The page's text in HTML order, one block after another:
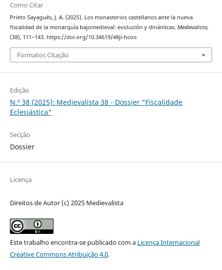
Como Citar
Prieto Sayagués, J. A. (2025). Los monasterios castellanos ante la nueva
fiscalidad de la monarquía bajomedieval: evolución y dinámicas. Medievalista,
(38), 111–143. https://doi.org/10.34619/48ji-hcoo
Formatos Citação
Edição
N.º 38 (2025): Medievalista 38 - Dossier "Fiscalidade
Eclesiástica"
Secção
Dossier
Licença
Direitos de Autor (c) 2025 Medievalista
Este trabalho encontra-se publicado com a Licença Internacional
Creative Commons Atribuição 4.0.